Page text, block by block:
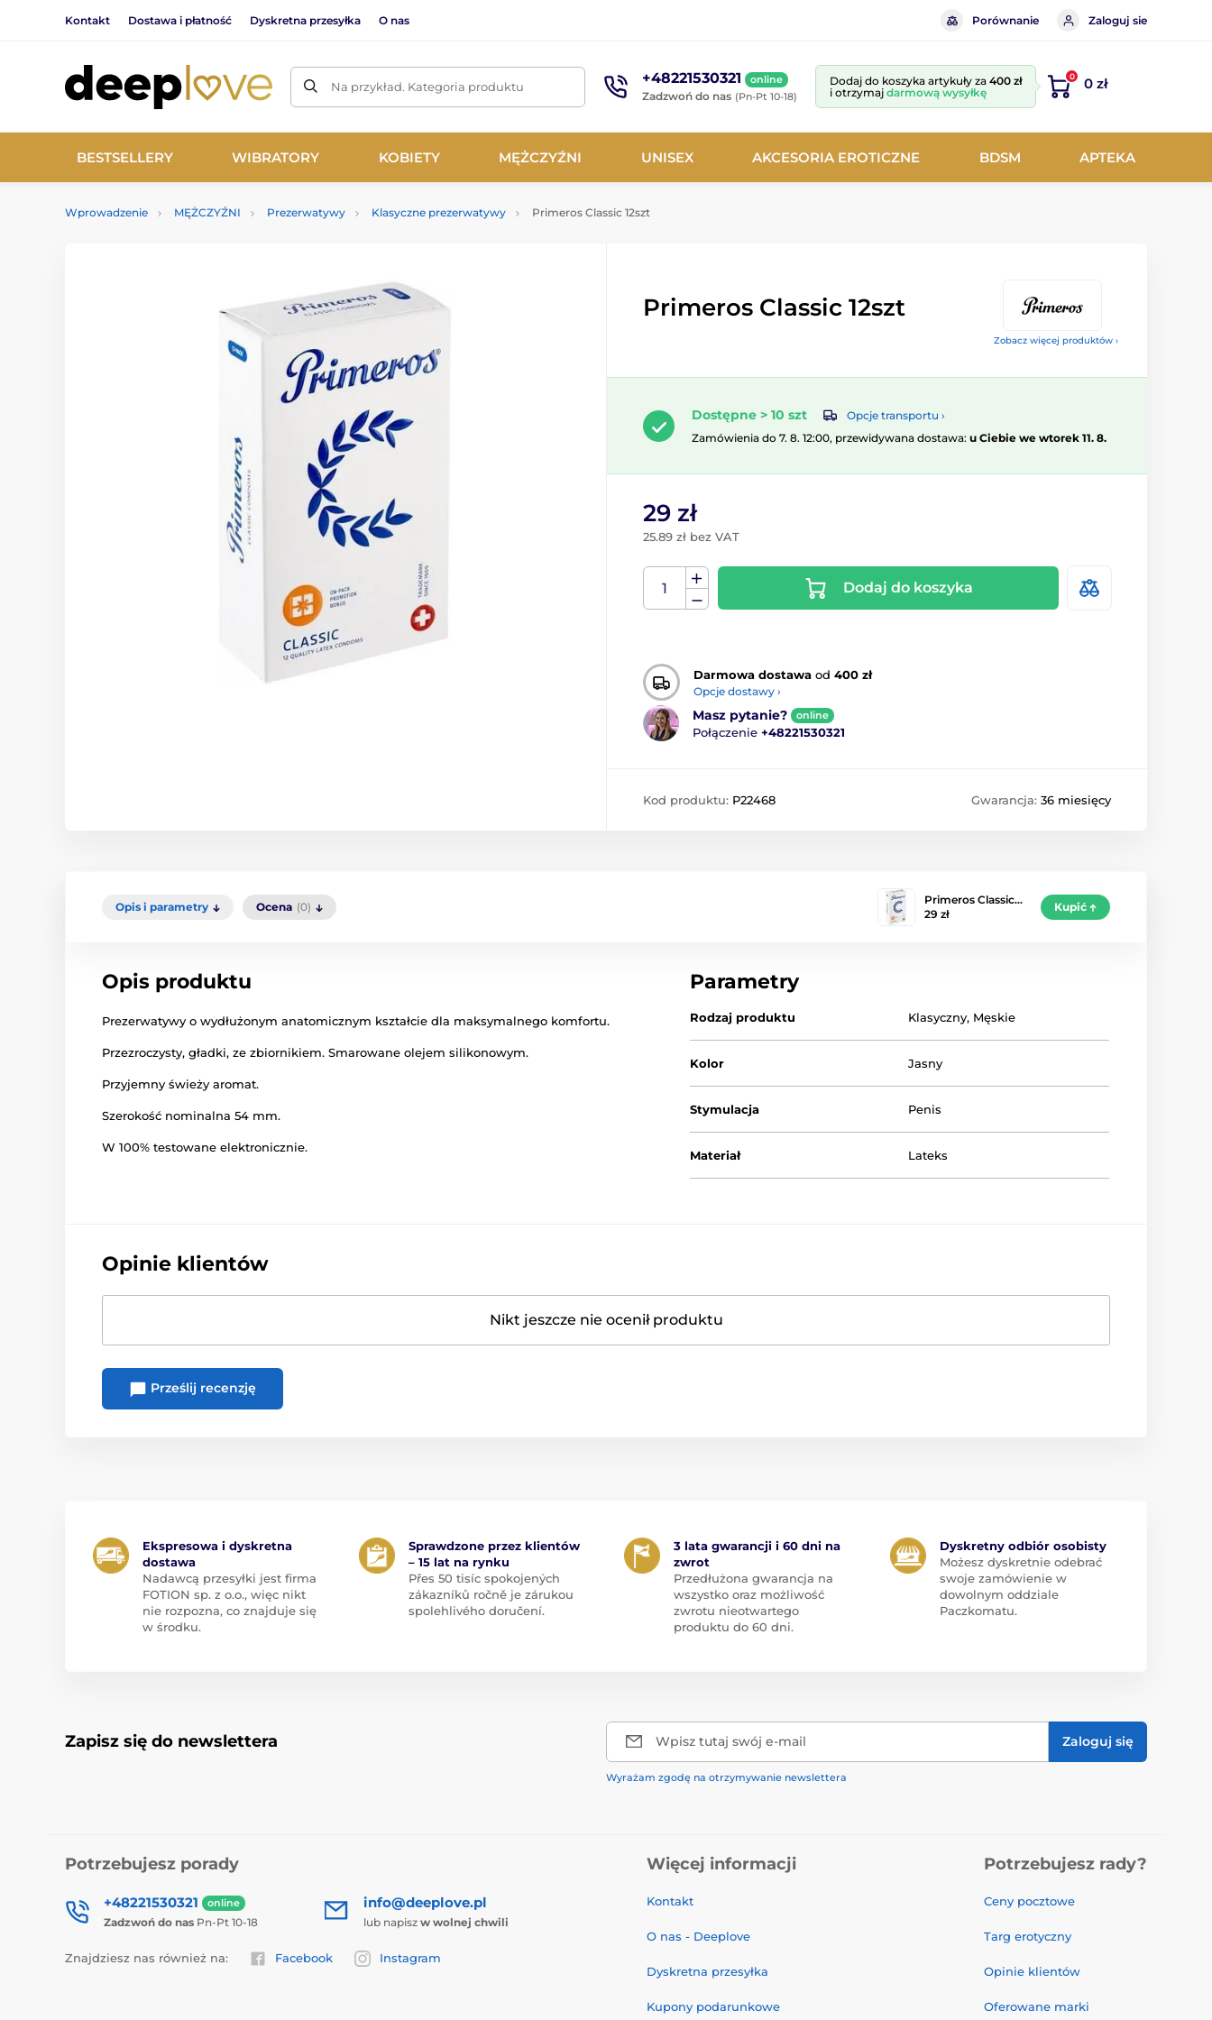
Kontakt Dostawa i płatność Dyskretna przesyłka O nas Porównanie Zaloguj sie
Na przykład. Kategoria produktu +48221530321 online
Zadzwoń do nas (Pn-Pt 10-18)
Dodaj do koszyka artykuły za 400 zł
i otrzymaj darmową wysyłkę
0 0 zł
BESTSELLERY WIBRATORY KOBIETY MĘŻCZYŹNI UNISEX AKCESORIA EROTICZNE BDSM APTEKA
Wprowadzenie MĘŻCZYŹNI Prezerwatywy Klasyczne prezerwatywy Primeros Classic 12szt
Zobacz więcej produktów ›
Primeros Classic 12szt
Dostępne > 10 szt
Opcje transportu ›
Zamówienia do 7. 8. 12:00, przewidywana dostawa: u Ciebie we wtorek 11. 8.
29 zł
25.89 zł bez VAT
Dodaj do koszyka
Darmowa dostawa od 400 zł
Opcje dostawy ›
Masz pytanie? online
Połączenie +48221530321
Kod produktu: P22468 Gwarancja: 36 miesięcy
Opis i parametry Ocena (0)
Primeros Classic…
29 zł
Kupić
Opis produktu
Prezerwatywy o wydłużonym anatomicznym kształcie dla maksymalnego komfortu.
Przezroczysty, gładki, ze zbiornikiem. Smarowane olejem silikonowym.
Przyjemny świeży aromat.
Szerokość nominalna 54 mm.
W 100% testowane elektronicznie.
Parametry
Rodzaj produktu Klasyczny, Męskie
Kolor Jasny
Stymulacja Penis
Materiał Lateks
Opinie klientów
Nikt jeszcze nie ocenił produktu
Prześlij recenzję
Ekspresowa i dyskretna
dostawa
Nadawcą przesyłki jest firma
FOTION sp. z o.o., więc nikt
nie rozpozna, co znajduje się
w środku.
Sprawdzone przez klientów
– 15 lat na rynku
Přes 50 tisíc spokojených
zákazníků ročně je zárukou
spolehlivého doručení.
3 lata gwarancji i 60 dni na
zwrot
Przedłużona gwarancja na
wszystko oraz możliwość
zwrotu nieotwartego
produktu do 60 dni.
Dyskretny odbiór osobisty
Możesz dyskretnie odebrać
swoje zamówienie w
dowolnym oddziale
Paczkomatu.
Zapisz się do newslettera Wpisz tutaj swój e-mail Zaloguj się
Wyrażam zgodę na otrzymywanie newslettera
Potrzebujesz porady
+48221530321 online
Zadzwoń do nas Pn-Pt 10-18
info@deeplove.pl
lub napisz w wolnej chwili
Znajdziesz nas również na: Facebook Instagram
Więcej informacji
Kontakt
O nas - Deeplove
Dyskretna przesyłka
Kupony podarunkowe
Potrzebujesz rady?
Ceny pocztowe
Targ erotyczny
Opinie klientów
Oferowane marki